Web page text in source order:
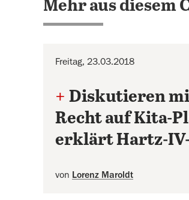
Mehr aus diesem
Freitag, 23.03.2018
+ Diskutieren
Recht auf Kita-
erklärt Hartz-
von Lorenz Maroldt